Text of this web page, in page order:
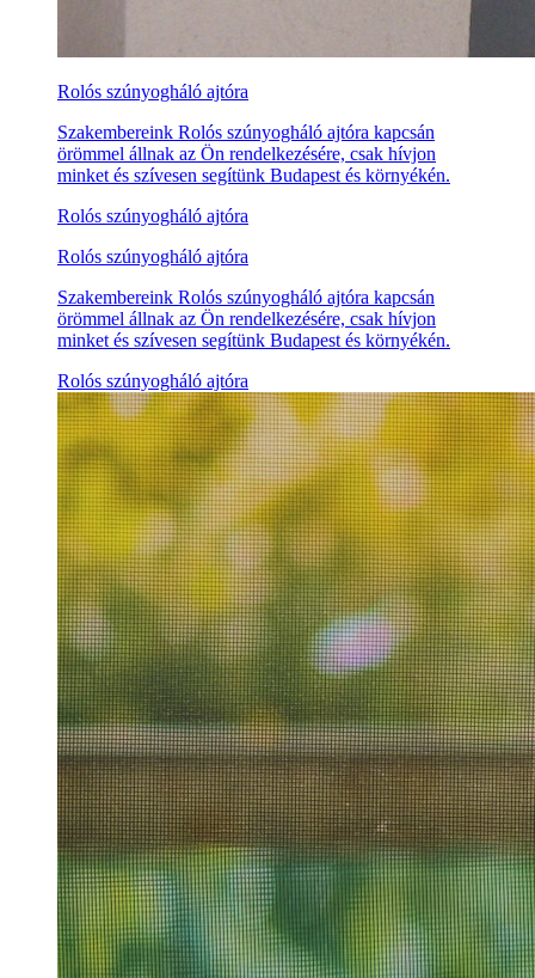
Rolós szúnyogháló ajtóra
Szakembereink Rolós szúnyogháló ajtóra kapcsán
örömmel állnak az Ön rendelkezésére, csak hívjon
minket és szívesen segítünk Budapest és környékén.
Rolós szúnyogháló ajtóra
Rolós szúnyogháló ajtóra
Szakembereink Rolós szúnyogháló ajtóra kapcsán
örömmel állnak az Ön rendelkezésére, csak hívjon
minket és szívesen segítünk Budapest és környékén.
Rolós szúnyogháló ajtóra